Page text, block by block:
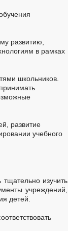
развитию,
в рамках
школьников.
развитие
учебного
изучить
учреждений,
детей.